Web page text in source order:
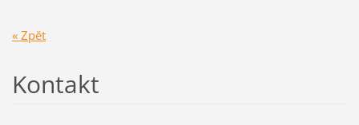
« Zpět
Kontakt